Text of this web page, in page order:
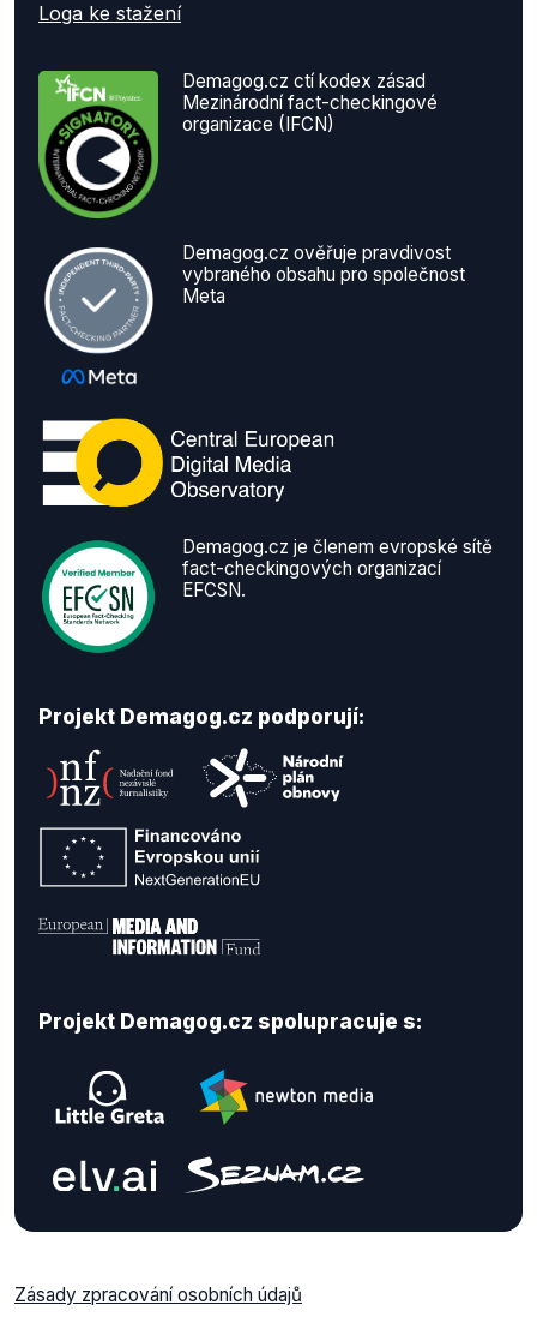
Loga ke stažení
Demagog.cz ctí kodex zásad
Mezinárodní fact-checkingové
organizace (IFCN)
Demagog.cz ověřuje pravdivost
vybraného obsahu pro společnost
Meta
Demagog.cz je členem evropské sítě
fact-checkingových organizací
EFCSN.
Projekt Demagog.cz podporují:
Projekt Demagog.cz spolupracuje s:
Zásady zpracování osobních údajů